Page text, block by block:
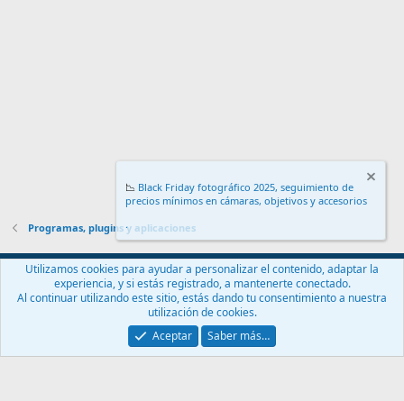
Programas, plugins y aplicaciones
Español (ES)
Contáctanos
Términos y reglas Política de privacidad
Ayuda
Community platform by XenForo® © 2010-2024 XenForo Ltd.
📉 Black Friday fotográfico 2025, seguimiento de
precios mínimos en cámaras, objetivos y accesorios
.
Utilizamos cookies para ayudar a personalizar el contenido, adaptar la
experiencia, y si estás registrado, a mantenerte conectado.
Al continuar utilizando este sitio, estás dando tu consentimiento a nuestra
utilización de cookies.
Aceptar
Saber más…